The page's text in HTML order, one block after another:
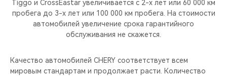
СЕДАНЫ
ПОДДЕРЖКА
CHERY В СОЦСЕТЯХ
БЛАГОТВОРИТЕЛЬНОСТЬ
Tiggo и CrossEastar увеличивается с 2-х лет или 60 000 км
пробега до 3-х лет или 100 000 км пробега. На стоимости
автомобилей увеличение срока гарантийного
обслуживания не скажется.
Качество автомобилей CHERY соответствует всем
мировым стандартам и продолжает расти. Количество